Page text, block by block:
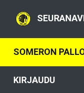
SOMERON
KIRJAUDU